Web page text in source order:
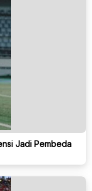
Jadi Pembeda